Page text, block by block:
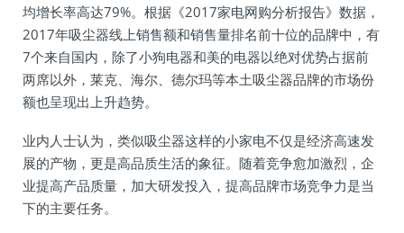
均增长率高达79%。根据《2017家电网购分析报告》数据，
2017年吸尘器线上销售额和销售量排名前十位的品牌中，有
7个来自国内，除了小狗电器和美的电器以绝对优势占据前
两席以外，莱克、海尔、德尔玛等本土吸尘器品牌的市场份
额也呈现出上升趋势。
业内人士认为，类似吸尘器这样的小家电不仅是经济高速发
展的产物，更是高品质生活的象征。随着竞争愈加激烈，企
业提高产品质量，加大研发投入，提高品牌市场竞争力是当
下的主要任务。